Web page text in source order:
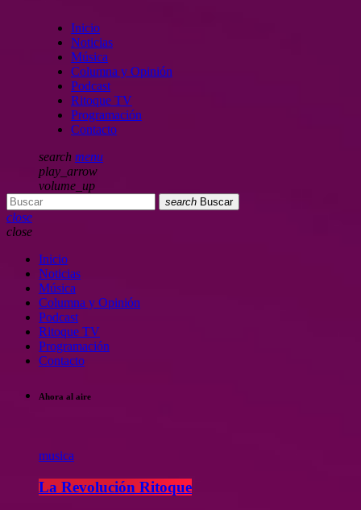
Inicio
Noticias
Música
Columna y Opinión
Podcast
Ritoque TV
Programación
Contacto
search menu
play_arrow
volume_up
search Buscar
close
close
Inicio
Noticias
Música
Columna y Opinión
Podcast
Ritoque TV
Programación
Contacto
Ahora al aire
musica
La Revolución Ritoque